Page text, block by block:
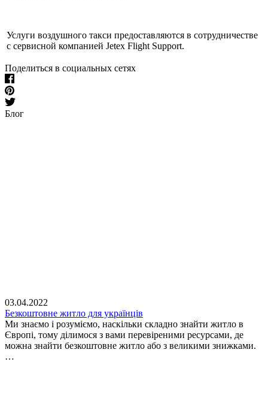
Услуги воздушного такси предоставляются в сотрудничестве
с сервисной компанией Jetex Flight Support.
Поделиться в социальных сетях
Блог
03.04.2022
Безкоштовне житло для українців
Ми знаємо і розуміємо, наскільки складно знайти житло в
Європі, тому ділимося з вами перевіреними ресурсами, де
можна знайти безкоштовне житло або з великими знижками.
…